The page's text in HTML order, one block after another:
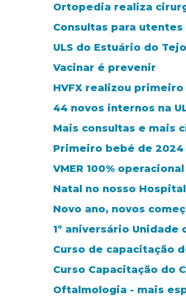
Ortopedia realiza
Consultas para
ULS do Estuário do
Vacinar é prevenir
HVFX realizou primeiro
44 novos internos na
Mais consultas e mais
Primeiro bebé de 2024
VMER 100%
Natal no nosso Hospital
Novo ano, novos
1º aniversário Unidade
Curso de capacitação
Curso Capacitação do
Oftalmologia - mais